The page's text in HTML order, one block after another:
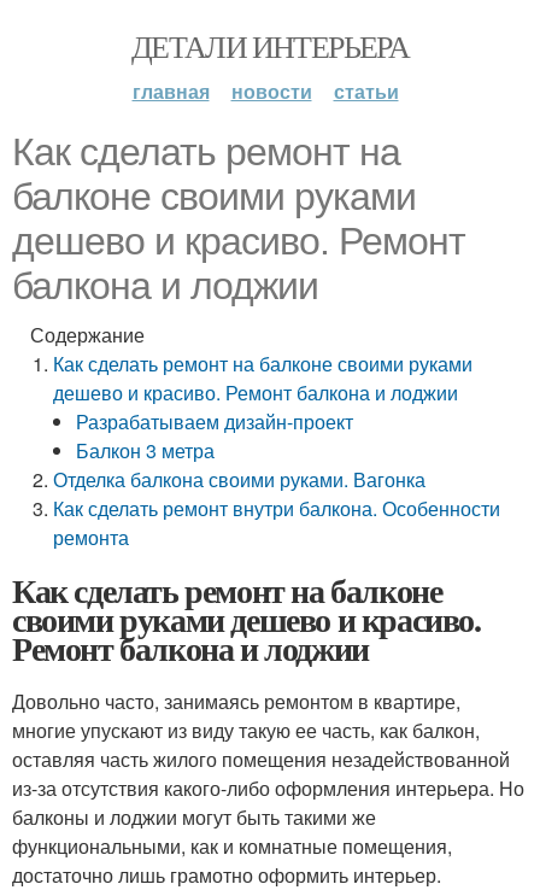
ДЕТАЛИ ИНТЕРЬЕРА
главная новости статьи
Как сделать ремонт на
балконе своими руками
дешево и красиво. Ремонт
балкона и лоджии
Содержание
Как сделать ремонт на балконе своими руками
дешево и красиво. Ремонт балкона и лоджии
Разрабатываем дизайн-проект
Балкон 3 метра
Отделка балкона своими руками. Вагонка
Как сделать ремонт внутри балкона. Особенности
ремонта
Как сделать ремонт на балконе
своими руками дешево и красиво.
Ремонт балкона и лоджии
Довольно часто, занимаясь ремонтом в квартире,
многие упускают из виду такую ее часть, как балкон,
оставляя часть жилого помещения незадействованной
из-за отсутствия какого-либо оформления интерьера. Но
балконы и лоджии могут быть такими же
функциональными, как и комнатные помещения,
достаточно лишь грамотно оформить интерьер.